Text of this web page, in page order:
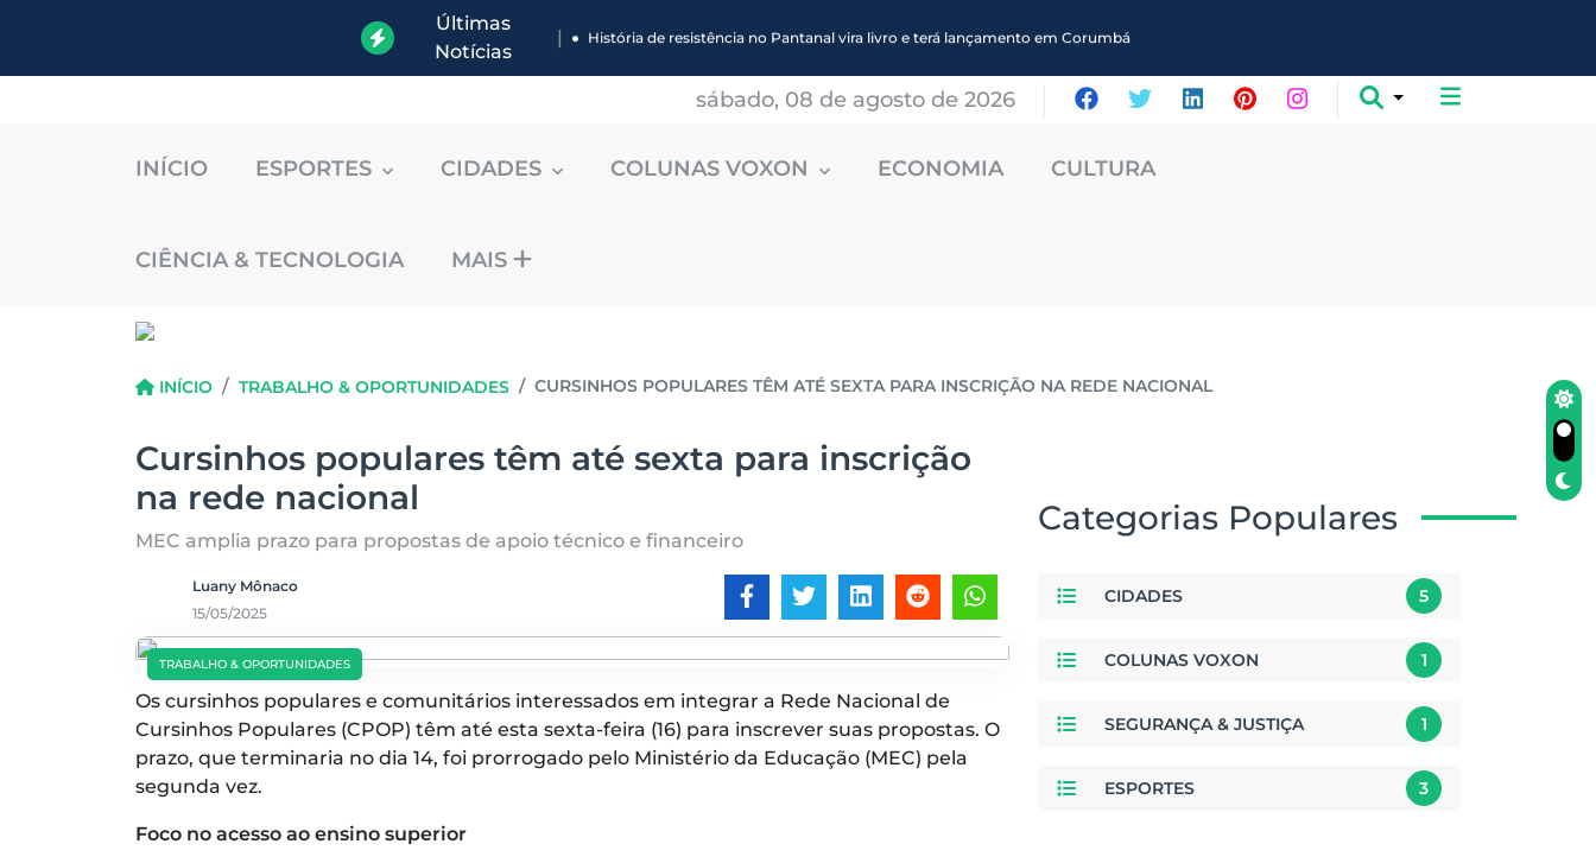
Últimas
Notícias
| História de resistência no Pantanal vira livro e terá lançamento em Corumbá
sábado, 08 de agosto de 2026
INÍCIO ESPORTES CIDADES COLUNAS VOXON ECONOMIA CULTURA
CIÊNCIA & TECNOLOGIA MAIS
INÍCIO TRABALHO & OPORTUNIDADES CURSINHOS POPULARES TÊM ATÉ SEXTA PARA INSCRIÇÃO NA REDE NACIONAL
Cursinhos populares têm até sexta para inscrição
na rede nacional
MEC amplia prazo para propostas de apoio técnico e financeiro
Luany Mônaco
15/05/2025
TRABALHO & OPORTUNIDADES
Os cursinhos populares e comunitários interessados em integrar a Rede Nacional de
Cursinhos Populares (CPOP) têm até esta sexta-feira (16) para inscrever suas propostas. O
prazo, que terminaria no dia 14, foi prorrogado pelo Ministério da Educação (MEC) pela
segunda vez.
Foco no acesso ao ensino superior
Categorias Populares
CIDADES 5
COLUNAS VOXON 1
SEGURANÇA & JUSTIÇA 1
ESPORTES 3